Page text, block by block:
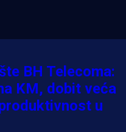
BH Telecoma:
KM, dobit veća
u